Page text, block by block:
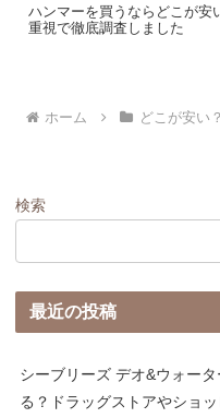
ハンマーを買うならどこが安
重視で徹底調査しました
ホーム どこが安い
検索
最近の投稿
シーブリーズ デオ&ウォー
る？ドラッグストアやショ